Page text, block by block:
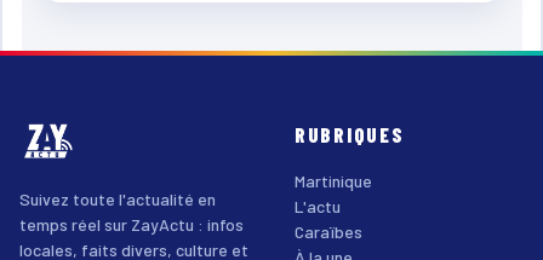
Suivez toute l'actualité en
temps réel sur ZayActu : infos
locales, faits divers, culture et
RUBRIQUES
Martinique
L'actu
Caraïbes